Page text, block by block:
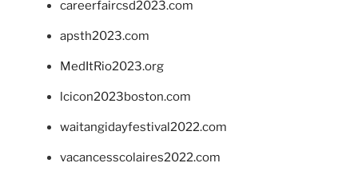
careerfaircsd2023.com
apsth2023.com
MedItRio2023.org
lcicon2023boston.com
waitangidayfestival2022.com
vacancesscolaires2022.com